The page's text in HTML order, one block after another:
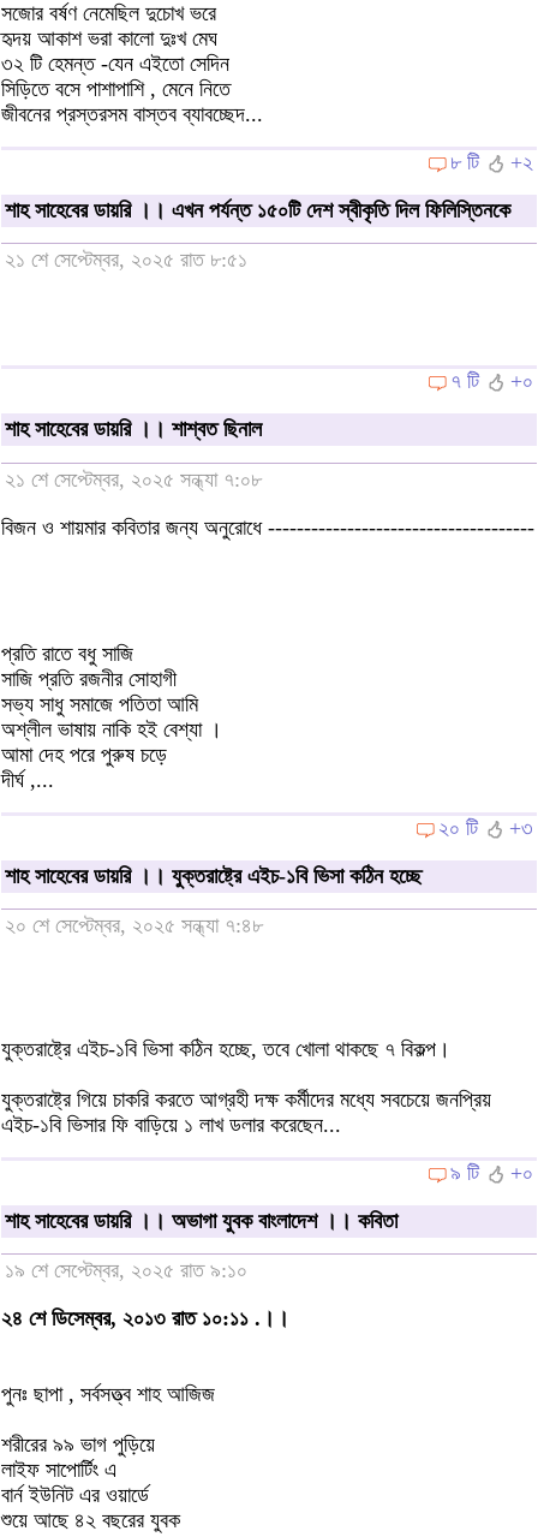
সজোর বর্ষণ নেমেছিল দুচোখ ভরে
হৃদয় আকাশ ভরা কালো দুঃখ মেঘ
৩২ টি হেমন্ত -যেন এইতো সেদিন
সিড়িতে বসে পাশাপাশি , মেনে নিতে
জীবনের প্রস্তরসম বাস্তব ব্যাবচ্ছেদ...
৮ টি
+২
শাহ সাহেবের ডায়রি ।। এখন পর্যন্ত ১৫০টি দেশ স্বীকৃতি দিল ফিলিস্তিনকে
২১ শে সেপ্টেম্বর, ২০২৫ রাত ৮:৫১
৭ টি
+০
শাহ সাহেবের ডায়রি ।। শাশ্বত ছিনাল
২১ শে সেপ্টেম্বর, ২০২৫ সন্ধ্যা ৭:০৮
বিজন ও শায়মার কবিতার জন্য অনুরোধে -------------------------------------
প্রতি রাতে বধু সাজি
সাজি প্রতি রজনীর সোহাগী
সভ্য সাধু সমাজে পতিতা আমি
অশ্লীল ভাষায় নাকি হই বেশ্যা ।
আমা দেহ পরে পুরুষ চড়ে
দীর্ঘ ,...
২০ টি
+৩
শাহ সাহেবের ডায়রি ।। যুক্তরাষ্ট্রে এইচ-১বি ভিসা কঠিন হচ্ছে
২০ শে সেপ্টেম্বর, ২০২৫ সন্ধ্যা ৭:৪৮
যুক্তরাষ্ট্রে এইচ-১বি ভিসা কঠিন হচ্ছে, তবে খোলা থাকছে ৭ বিকল্প।
যুক্তরাষ্ট্রে গিয়ে চাকরি করতে আগ্রহী দক্ষ কর্মীদের মধ্যে সবচেয়ে জনপ্রিয়
এইচ-১বি ভিসার ফি বাড়িয়ে ১ লাখ ডলার করেছেন...
৯ টি
+০
শাহ সাহেবের ডায়রি ।। অভাগা যুবক বাংলাদেশ ।। কবিতা
১৯ শে সেপ্টেম্বর, ২০২৫ রাত ৯:১০
২৪ শে ডিসেম্বর, ২০১৩ রাত ১০:১১ .।।
পুনঃ ছাপা , সর্বসত্ত্ব শাহ আজিজ
শরীরের ৯৯ ভাগ পুড়িয়ে
লাইফ সাপোর্টিং এ
বার্ন ইউনিট এর ওয়ার্ডে
শুয়ে আছে ৪২ বছরের যুবক